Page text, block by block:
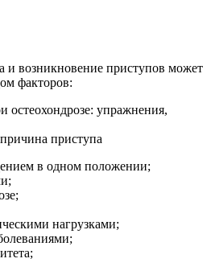
и возникновение приступов может
факторов:
приступа
в одном положении;
нагрузками;